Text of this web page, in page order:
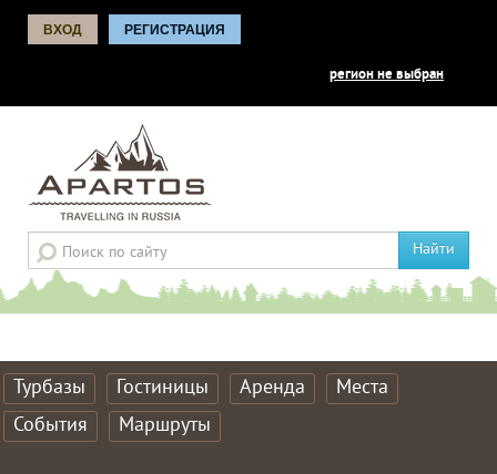
ВХОД РЕГИСТРАЦИЯ
регион не выбран
Найти
Турбазы Гостиницы Аренда
Места
События
Маршруты